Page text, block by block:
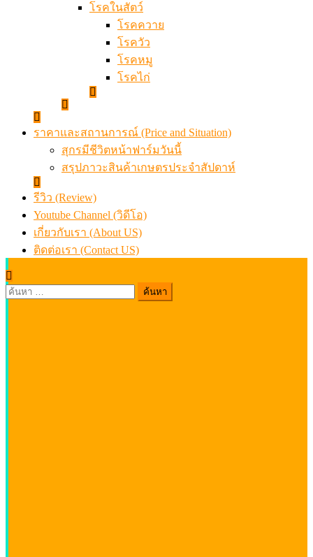
โรคในสัตว์
โรคควาย
โรควัว
โรคหมู
โรคไก่
ราคาและสถานการณ์ (Price and Situation)
สุกรมีชีวิตหน้าฟาร์มวันนี้
สรุปภาวะสินค้าเกษตรประจำสัปดาห์
รีวิว (Review)
Youtube Channel (วิดีโอ)
เกี่ยวกับเรา (About US)
ติดต่อเรา (Contact US)
ค้นหา